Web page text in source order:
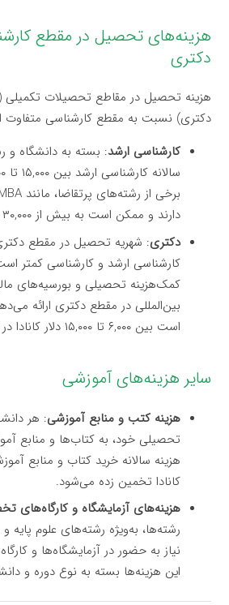
هزینه‌های تحصیل در مقطع
دکتری
هزینه تحصیل در مقاطع تحصیلات تکمیلی
دکتری) نسبت به مقطع کارشناسی
کارشناسی ارشد: بسته به دانشگاه و
دارند و ممکن است به بیش از ۳۰,۰۰۰ دلار در سال برسد.
دکتری: شهریه تحصیل در مقطع
کارشناسی ارشد و کارشناسی کمتر
کمک‌هزینه تحصیلی و بورسیه‌های
بین‌المللی در مقطع دکتری ارائه
است بین ۶,۰۰۰ تا ۱۵,۰۰۰ دلار کانادا در سال باشد.
سایر هزینه‌های آموزشی
هزینه کتب و منابع آموزشی: هر
تحصیلی خود، به کتاب‌ها و منابع
کانادا تخمین زده می‌شود.
هزینه‌های آزمایشگاه و کارگاه‌های
رشته‌ها، به‌ویژه رشته‌های علوم پایه
نیاز به حضور در آزمایشگاه‌ها و
این هزینه‌ها بسته به نوع دوره و